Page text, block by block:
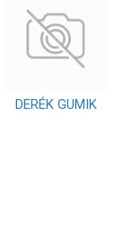
DERÉK GUMIK